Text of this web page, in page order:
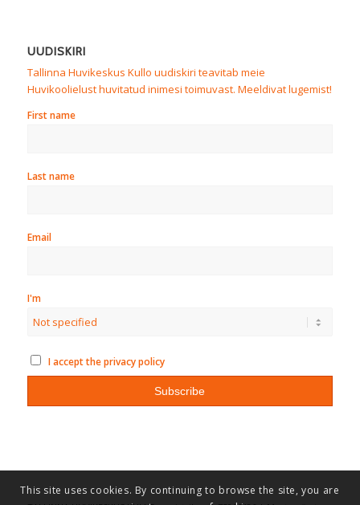
UUDISKIRI
Tallinna Huvikeskus Kullo uudiskiri teavitab meie
Huvikoolielust huvitatud inimesi toimuvast. Meeldivat lugemist!
First name
Last name
Email
I'm
I accept the privacy policy
This site uses cookies. By continuing to browse the site, you are